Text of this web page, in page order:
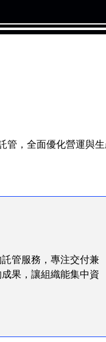
，全面優化營運與
管服務，專注交付兼
果，讓組織能集中資